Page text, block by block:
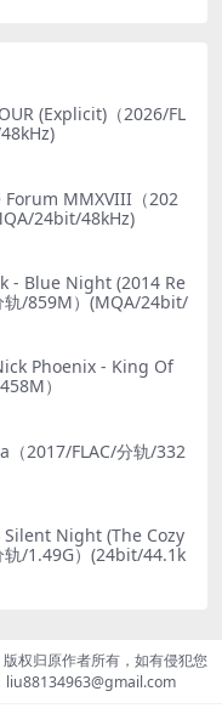
(Explicit)（2026/FL
MMXVIII（202
24bit/48kHz)
- Blue Night (2014 Re
轨/859M）(MQA/24bit/
Phoenix - King Of
）
2017/FLAC/分轨/332
Night (The Cozy
/1.49G）(24bit/44.1k
权归原作者所有，如有侵犯您
liu88134963@gmail.com